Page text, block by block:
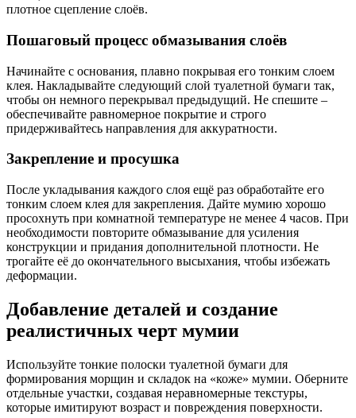
плотное сцепление слоёв.
Пошаговый процесс обмазывания слоёв
Начинайте с основания, плавно покрывая его тонким слоем
клея. Накладывайте следующий слой туалетной бумаги так,
чтобы он немного перекрывал предыдущий. Не спешите –
обеспечивайте равномерное покрытие и строго
придерживайтесь направления для аккуратности.
Закрепление и просушка
После укладывания каждого слоя ещё раз обработайте его
тонким слоем клея для закрепления. Дайте мумию хорошо
просохнуть при комнатной температуре не менее 4 часов. При
необходимости повторите обмазывание для усиления
конструкции и придания дополнительной плотности. Не
трогайте её до окончательного высыхания, чтобы избежать
деформации.
Добавление деталей и создание
реалистичных черт мумии
Используйте тонкие полоски туалетной бумаги для
формирования морщин и складок на «коже» мумии. Оберните
отдельные участки, создавая неравномерные текстуры,
которые имитируют возраст и повреждения поверхности.